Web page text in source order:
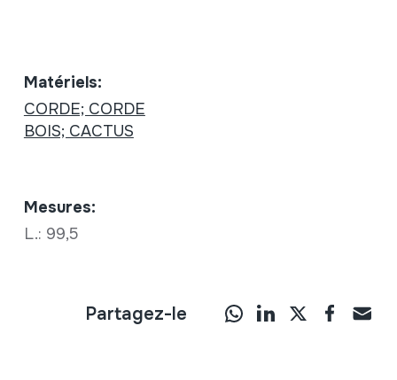
Matériels:
CORDE; CORDE
BOIS; CACTUS
Mesures:
L.: 99,5
Partagez-le